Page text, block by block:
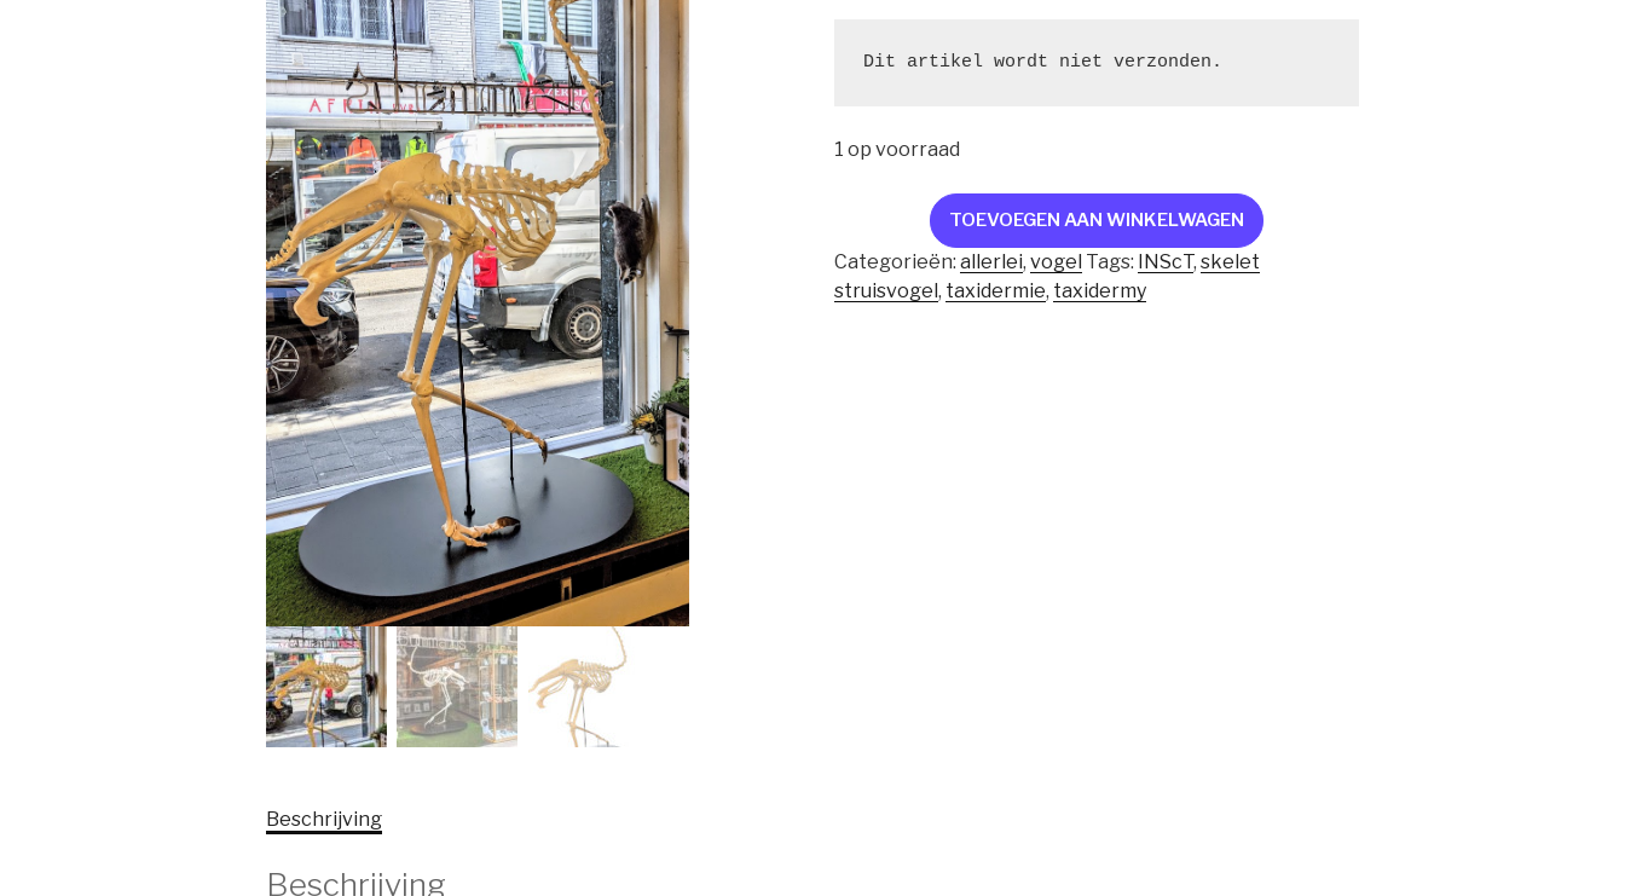
Dit artikel wordt niet verzonden.
1 op voorraad
struisvogel
aantal
TOEVOEGEN AAN WINKELWAGEN
Categorieën:allerlei,vogel Tags: INScT,skelet
struisvogel, taxidermie, taxidermy
Beschrijving
Beschrijving